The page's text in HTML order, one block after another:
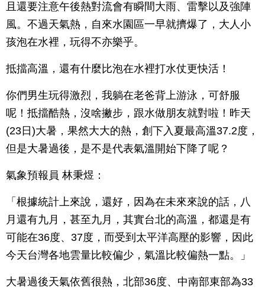
且還要注意午後熱對流會有瞬間大雨、雷擊以及強陣
風。不過天氣熱，自來水園區一早就擠爆了，大人小
孩泡在水裡，玩得不亦樂乎。
抵擋高溫，還有什麼比泡在水裡打水仗更快活！
你們男生玩得激烈，我躺在老爸背上游泳，可舒服
呢！抵擋酷熱，沒啥撇步，跟水做朋友就對啦！昨天
(23日)大暑，果然大大的熱，創下入夏最高溫37.2度，
但是大暑過後，是不是代表氣溫開始下降了呢？
氣象預報員 林秉煜：
「根據統計上來說，還好，因為在未來來說的話，八
月還有九月，甚至九月，其實台北的高溫，都還是有
可能在36度、37度，而受到太平洋高壓的影響，因此
今天台灣各地雲量比較偏少，氣溫比較偏熱一點。」
大暑過後天氣依舊很熱，北部36度、中南部東部為33